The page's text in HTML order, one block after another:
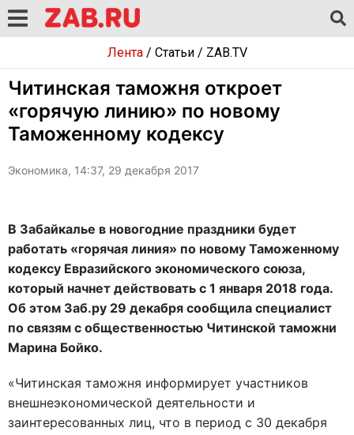
Лента/ Статьи/ ZAB.TV
Читинская таможня откроет
«горячую линию» по новому
Таможенному кодексу
Экономика, 14:37, 29 декабря 2017
В Забайкалье в новогодние праздники будет
работать «горячая линия» по новому Таможенному
кодексу Евразийского экономического союза,
который начнет действовать с 1 января 2018 года.
Об этом Заб.ру 29 декабря сообщила специалист
по связям с общественностью Читинской таможни
Марина Бойко.
«Читинская таможня информирует участников
внешнеэкономической деятельности и
заинтересованных лиц, что в период с 30 декабря